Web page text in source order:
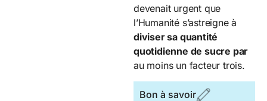
devenait urgent que
l’Humanité s’astreigne à
diviser sa quantité
quotidienne de sucre par
au moins un facteur trois.
Bon à savoir